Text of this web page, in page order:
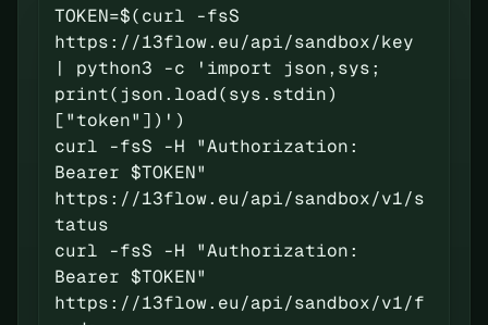
TOKEN=$(curl -fsS
https://13flow.eu/api/sandbox/key
| python3 -c 'import json,sys;
print(json.load(sys.stdin)
["token"])')
curl -fsS -H "Authorization:
Bearer $TOKEN"
https://13flow.eu/api/sandbox/v1/s
tatus
curl -fsS -H "Authorization:
Bearer $TOKEN"
https://13flow.eu/api/sandbox/v1/f